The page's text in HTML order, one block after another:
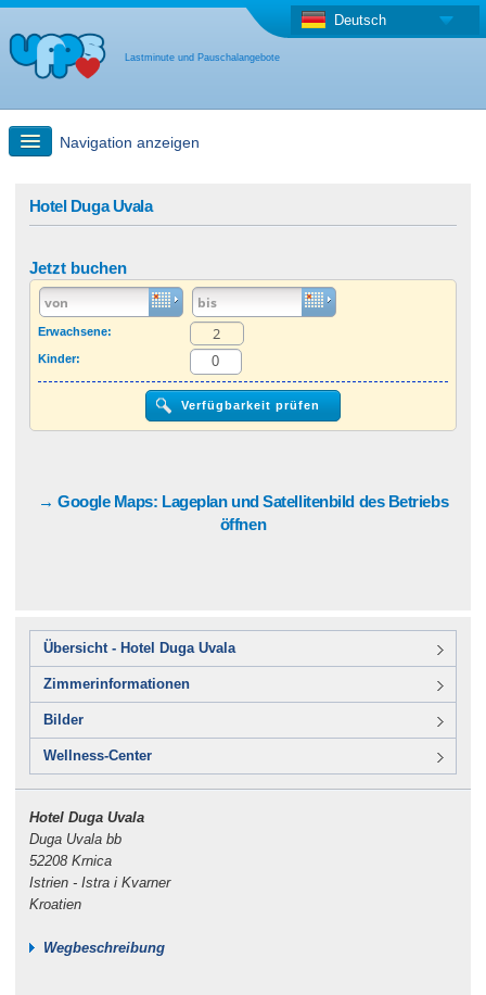
Lastminute und Pauschalangebote
Deutsch
Navigation anzeigen
Last Minute Angebot + Pauschalangebot
Anderes Land
Hotel Duga Uvala
Jetzt buchen
Erwachsene:
Kinder:
→ Google Maps: Lageplan und Satellitenbild des Betriebs
öffnen
Übersicht - Hotel Duga Uvala
Zimmerinformationen
Bilder
Wellness-Center
Hotel Duga Uvala
Duga Uvala bb
52208 Krnica
Istrien - Istra i Kvarner
Kroatien
Wegbeschreibung